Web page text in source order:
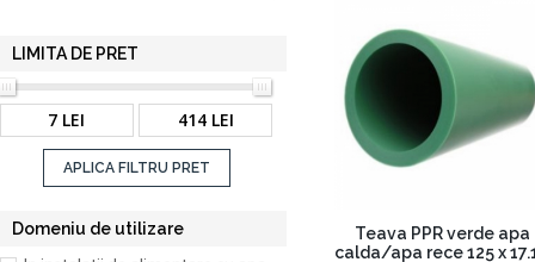
LIMITA DE PRET
7 LEI 414 LEI
APLICA FILTRU PRET
Domeniu de utilizare
Teava PPR verde apa
calda/apa rece 125 x